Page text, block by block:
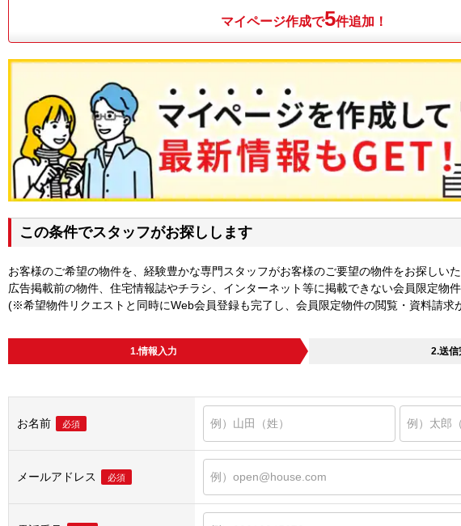
マイページ作成で5件追加！
この条件でスタッフがお探しします
お客様のご希望の物件を、経験豊かな専門スタッフがお客様のご要望の物件をお探しいた
広告掲載前の物件、住宅情報誌やチラシ、インターネット等に掲載できない会員限定物
(※希望物件リクエストと同時にWeb会員登録も完了し、会員限定物件の閲覧・資料請求
1.情報入力 2.送信
お名前 必須
メールアドレス 必須